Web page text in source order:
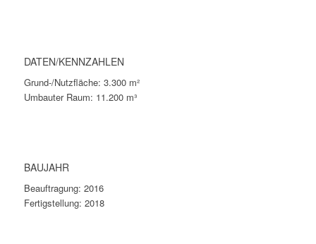
DATEN/KENNZAHLEN
Grund-/Nutzfläche: 3.300 m²
Umbauter Raum: 11.200 m³
BAUJAHR
Beauftragung: 2016
Fertigstellung: 2018